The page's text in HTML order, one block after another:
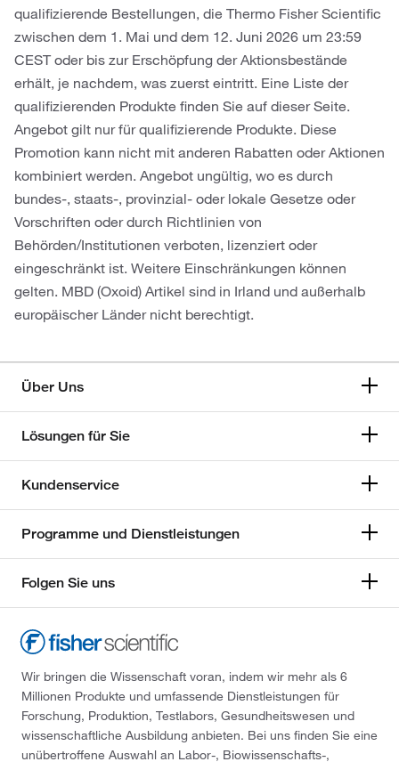
qualifizierende Bestellungen, die Thermo Fisher Scientific
zwischen dem 1. Mai und dem 12. Juni 2026 um 23:59
CEST oder bis zur Erschöpfung der Aktionsbestände
erhält, je nachdem, was zuerst eintritt. Eine Liste der
qualifizierenden Produkte finden Sie auf dieser Seite.
Angebot gilt nur für qualifizierende Produkte. Diese
Promotion kann nicht mit anderen Rabatten oder Aktionen
kombiniert werden. Angebot ungültig, wo es durch
bundes-, staats-, provinzial- oder lokale Gesetze oder
Vorschriften oder durch Richtlinien von
Behörden/Institutionen verboten, lizenziert oder
eingeschränkt ist. Weitere Einschränkungen können
gelten. MBD (Oxoid) Artikel sind in Irland und außerhalb
europäischer Länder nicht berechtigt.
Über Uns
Lösungen für Sie
Kundenservice
Programme und Dienstleistungen
Folgen Sie uns
Wir bringen die Wissenschaft voran, indem wir mehr als 6
Millionen Produkte und umfassende Dienstleistungen für
Forschung, Produktion, Testlabors, Gesundheitswesen und
wissenschaftliche Ausbildung anbieten. Bei uns finden Sie eine
unübertroffene Auswahl an Labor-, Biowissenschafts-,